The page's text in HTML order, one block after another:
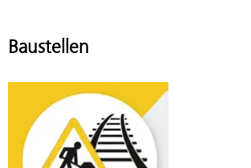
Baustellen